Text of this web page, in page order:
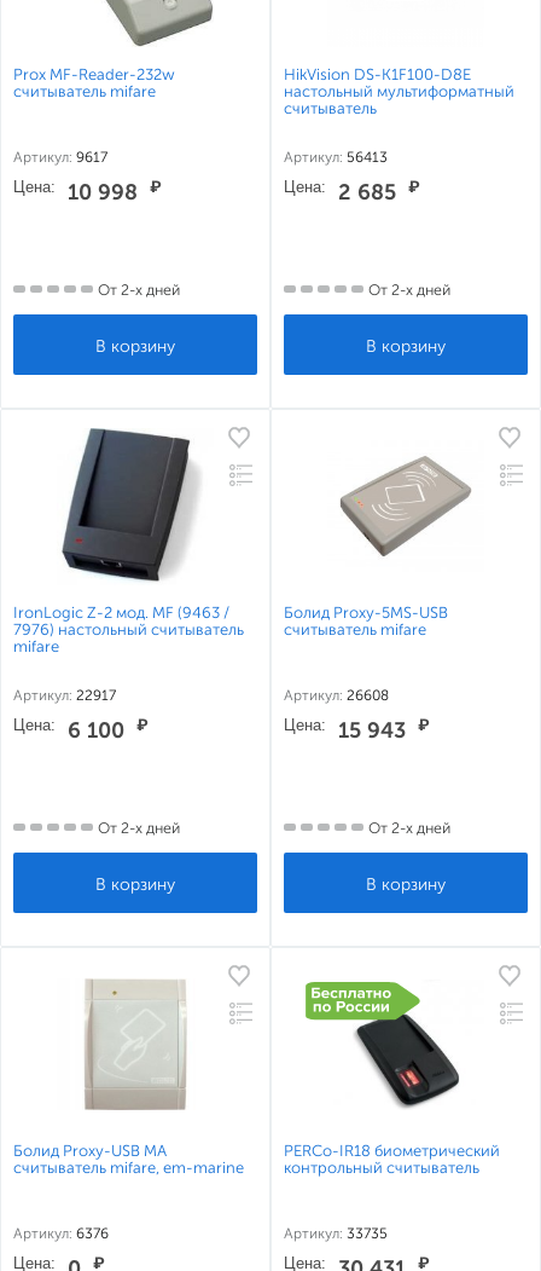
Prox MF-Reader-232w
считыватель mifare
Артикул: 9617
Цена: 10 998 ₽
От 2-х дней
HikVision DS-K1F100-D8E
настольный мультиформатный
считыватель
Артикул: 56413
Цена: 2 685 ₽
От 2-х дней
IronLogic Z-2 мод. MF (9463 /
7976) настольный считыватель
mifare
Артикул: 22917
Цена: 6 100 ₽
От 2-х дней
Болид Proxy-5МS-USB
считыватель mifare
Артикул: 26608
Цена: 15 943 ₽
От 2-х дней
Болид Proxy-USB MA
считыватель mifare, em-marine
Артикул: 6376
Цена: ₽
PERCo-IR18 биометрический
контрольный считыватель
Артикул: 33735
Цена: ₽